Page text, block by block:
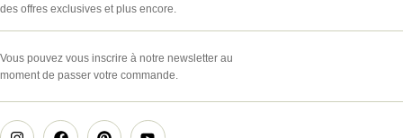
des offres exclusives et plus encore.
Vous pouvez vous inscrire à notre newsletter au
moment de passer votre commande.